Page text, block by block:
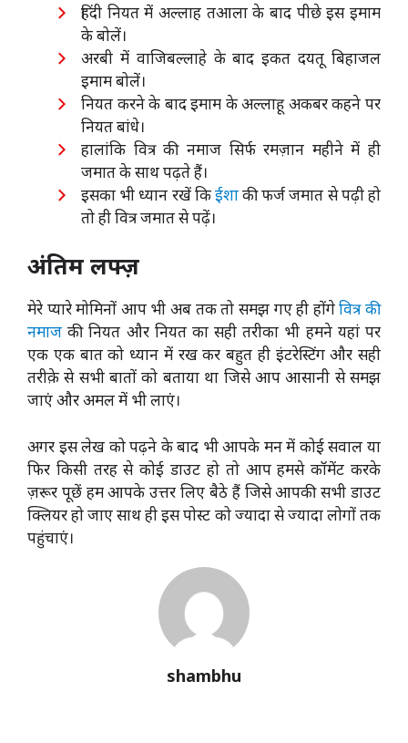
हिंदी नियत में अल्लाह तआला के बाद पीछे इस इमाम
के बोलें।
अरबी में वाजिबल्लाहे के बाद इकत दयतू बिहाजल
इमाम बोलें।
नियत करने के बाद इमाम के अल्लाहू अकबर कहने पर
नियत बांधे।
हालांकि वित्र की नमाज सिर्फ रमज़ान महीने में ही
जमात के साथ पढ़ते हैं।
इसका भी ध्यान रखें किईशाकी फर्ज जमात से पढ़ी हो
तो ही वित्र जमात से पढ़ें।
अंतिम लफ्ज़
मेरे प्यारे मोमिनों आप भी अब तक तो समझ गए ही होंगेवित्र की
नमाज की नियत और नियत का सही तरीका भी हमने यहां पर
एक एक बात को ध्यान में रख कर बहुत ही इंटरेस्टिंग और सही
तरीक़े से सभी बातों को बताया था जिसे आप आसानी से समझ
जाएं और अमल में भी लाएं।
अगर इस लेख को पढ़ने के बाद भी आपके मन में कोई सवाल या
फिर किसी तरह से कोई डाउट हो तो आप हमसे कॉमेंट करके
ज़रूर पूछें हम आपके उत्तर लिए बैठे हैं जिसे आपकी सभी डाउट
क्लियर हो जाए साथ ही इस पोस्ट को ज्यादा से ज्यादा लोगों तक
पहुंचाएं।
shambhu